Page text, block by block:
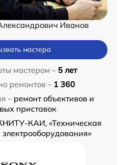
Иванов
мастера
мастером – 5 лет
ремонтов – 1 360
– ремонт объективов и
приставок
КАИ, «Техническая